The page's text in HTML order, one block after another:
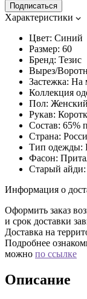
Подписаться
Характеристики
Цвет: Синий
Размер: 60
Бренд: Тезис
Вырез/
Застежка: На
Коллекция
Пол: Женский
Рукав:
Состав: 65%
Страна:
Тип одежды:
Фасон:
Старый айди:
Информация о
Оформить заказ
и срок доставки
Доставка на
Подробнее
можно по ссылке
Описание